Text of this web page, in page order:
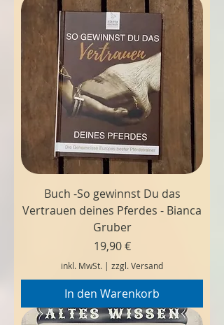
Buch -So gewinnst Du das
Vertrauen deines Pferdes - Bianca
Gruber
Preis
19,90 €
inkl. MwSt. | zzgl. Versand
In den Warenkorb